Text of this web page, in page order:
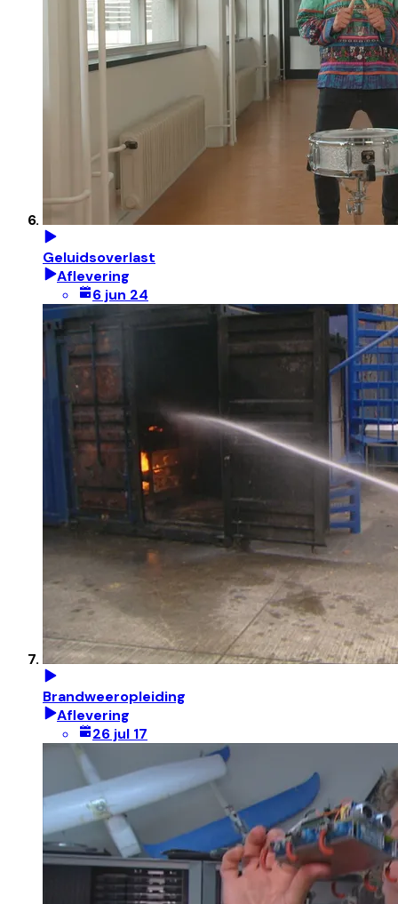
Geluidsoverlast
Aflevering
6 jun 24
Brandweeropleiding
Aflevering
26 jul 17